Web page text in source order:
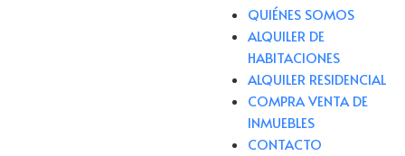
QUIÉNES SOMOS
ALQUILER DE
HABITACIONES
ALQUILER RESIDENCIAL
COMPRA VENTA DE
INMUEBLES
CONTACTO